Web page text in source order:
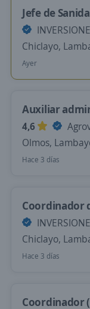
Jefe de
Chiclayo,
Ayer
Auxiliar
4,6
Olmos,
Hace 3 días
Coordinador
Chiclayo,
Hace 3 días
Coordinador